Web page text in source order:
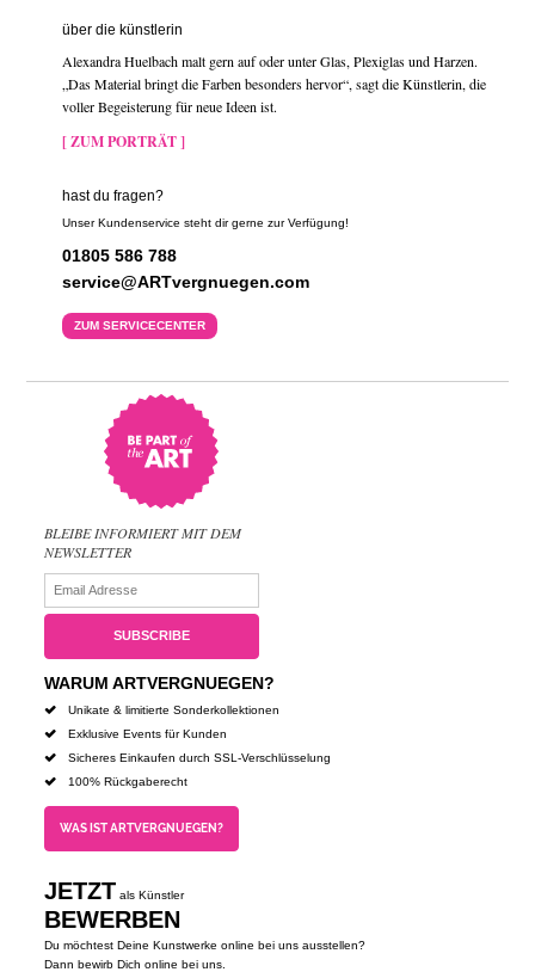
über die künstlerin
Alexandra Huelbach malt gern auf oder unter Glas, Plexiglas und Harzen.
„Das Material bringt die Farben besonders hervor“, sagt die Künstlerin, die
voller Begeisterung für neue Ideen ist.
[ ZUM PORTRÄT ]
hast du fragen?
Unser Kundenservice steht dir gerne zur Verfügung!
01805 586 788
service@ARTvergnuegen.com
ZUM SERVICECENTER
BLEIBE INFORMIERT MIT DEM
NEWSLETTER
WARUM ARTVERGNUEGEN?
Unikate & limitierte Sonderkollektionen
Exklusive Events für Kunden
Sicheres Einkaufen durch SSL-Verschlüsselung
100% Rückgaberecht
WAS IST ARTVERGNUEGEN?
JETZT als Künstler
BEWERBEN
Du möchtest Deine Kunstwerke online bei uns ausstellen?
Dann bewirb Dich online bei uns.